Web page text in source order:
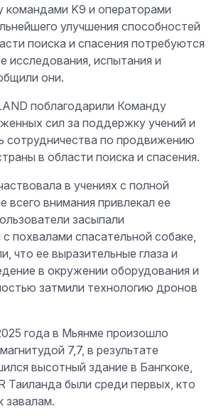
K9 и операторами
улучшения способностей
поиска и спасения потребуются
исследования, испытания и
они.
поблагодарили Команду
сил за поддержку учений и
сотрудничества по продвижению
в области поиска и спасения.
в учениях с полной
всего внимания привлекал ее
засыпали
похвалами спасательной собаке,
что ее выразительные глаза и
в окружении оборудования и
затмили технологию дронов
года в Мьянме произошло
7,7, в результате
высотный здание в Бангкоке,
Таиланда были среди первых, кто
завалам.